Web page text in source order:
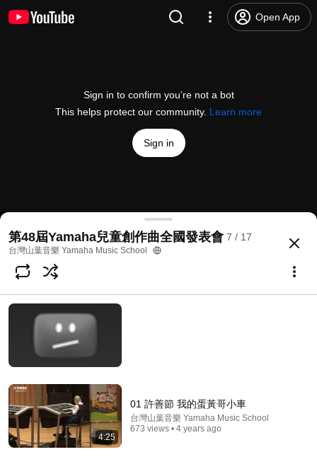
Open App
Sign in to confirm you’re not a bot
This helps protect our community. Learn more
Sign in
06 翁晨語 精靈的舞會
@yamahamusicschooltw 5 likes 582 views
Subscribe
Comments
Comments are turned off.
第48屆Yamaha兒童創作曲全國發表會 7 / 17
台灣山葉音樂 Yamaha Music School
4:25
01 許善節 我的蛋黃哥小車
台灣山葉音樂 Yamaha Music School
673 views • 4 years ago